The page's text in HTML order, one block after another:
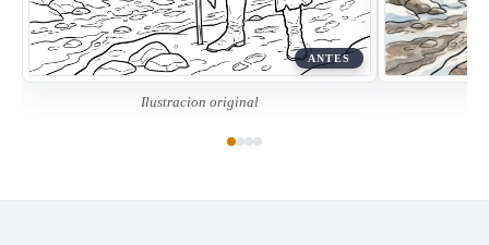
ANTES
Ilustracion original